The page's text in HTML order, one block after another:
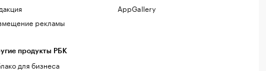
рекламы
продукты РБК
для бизнеса
AppGallery